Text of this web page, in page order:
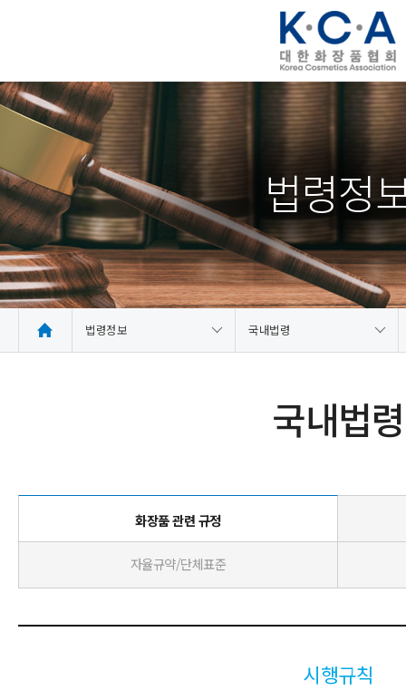
법령정
법령정보 국내법령
국내법령
화장품 관련 규정
자율규약/단체표준
시행규칙